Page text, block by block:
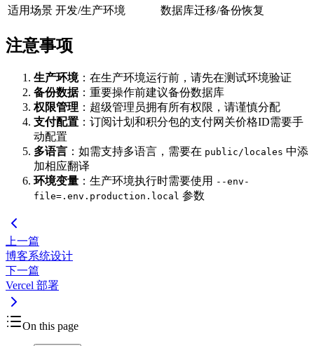
适用场景 开发/生产环境 数据库迁移/备份恢复
注意事项
生产环境：在生产环境运行前，请先在测试环境验证
备份数据：重要操作前建议备份数据库
权限管理 ：超级管理员拥有所有权限，请谨慎分配
支付配置 ：订阅计划和积分包的支付网关价格ID需要手
动配置
多语言 ：如需支持多语言，需要在 public/locales 中添
加相应翻译
环境变量 ：生产环境执行时需要使用 --env-
file=.env.production.local 参数
上一篇
博客系统设计
下一篇
Vercel 部署
On this page